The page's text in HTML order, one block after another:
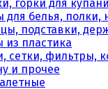
горки для
для белья, полки,
подставки,
из пластика
сетки, фильтры,
и прочее